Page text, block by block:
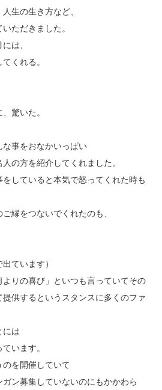
生の生き方など、
ただきました。
は、
くれる。
驚いた。
事をおなかいっぱい
の方を紹介してくれました。
していると本気で怒ってくれた時も
縁をつないでくれたのも、
ています）
よりの喜び」といつも言っていてその
供するというスタンスに多くのファ
には
います。
のを開催していて
ン募集していないのにもかかわら